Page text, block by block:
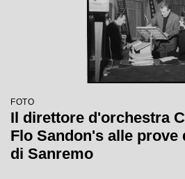
FOTO
Il direttore d'orchestra
Flo Sandon's alle prove
di Sanremo